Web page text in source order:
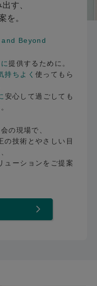
す、
を。
Beyond
提供するために。
持ちよく使ってもら
安心して過ごしても
の現場で、
の技術とやさしい目
ューションをご提案
て